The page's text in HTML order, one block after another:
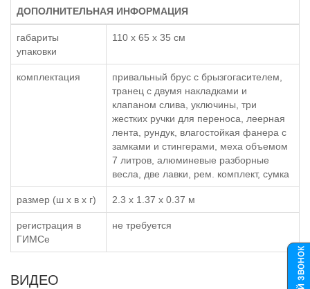
ДОПОЛНИТЕЛЬНАЯ ИНФОРМАЦИЯ
габариты
упаковки
110 x 65 x 35 см
комплектация
привальный брус с брызгогасителем,
транец с двумя накладками и
клапаном слива, уключины, три
жестких ручки для переноса, леерная
лента, рундук, влагостойкая фанера с
замками и стингерами, меха объемом
7 литров, алюминевые разборные
весла, две лавки, рем. комплект, сумка
размер (ш x в x г) 2.3 x 1.37 x 0.37 м
регистрация в
ГИМСе
не требуется
ВИДЕО